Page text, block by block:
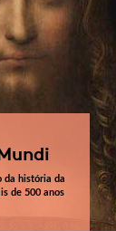
da história da
de 500 anos